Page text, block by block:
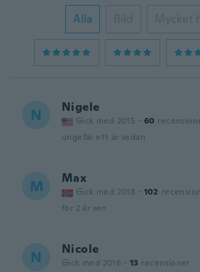
Alla Bild Mycket
N Nigele
Gick med 2015 · 60
ungefär ett år sedan
M Max
Gick med 2018 · 102
för 2 år sen
N Nicole
Gick med 2016 · 13 recensioner